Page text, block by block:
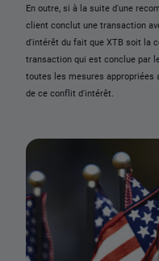
En outre, si à la suite d'une
client conclut une transaction
d'intérêt du fait que XTB soit la
transaction qui est conclue par
toutes les mesures
de ce conflit d'intérêt.